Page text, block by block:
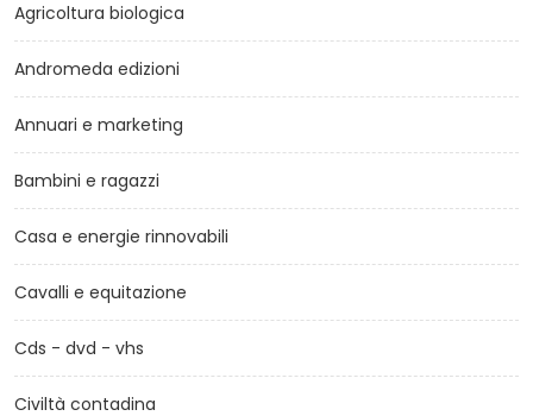
Agricoltura biologica
Andromeda edizioni
Annuari e marketing
Bambini e ragazzi
Casa e energie rinnovabili
Cavalli e equitazione
Cds - dvd - vhs
Civiltà contadina